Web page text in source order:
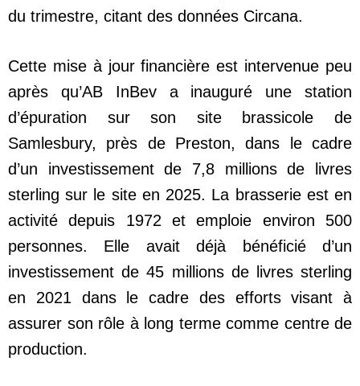
du trimestre, citant des données Circana.
Cette mise à jour financière est intervenue peu
après qu’AB InBev a inauguré une station
d’épuration sur son site brassicole de
Samlesbury, près de Preston, dans le cadre
d’un investissement de 7,8 millions de livres
sterling sur le site en 2025. La brasserie est en
activité depuis 1972 et emploie environ 500
personnes. Elle avait déjà bénéficié d’un
investissement de 45 millions de livres sterling
en 2021 dans le cadre des efforts visant à
assurer son rôle à long terme comme centre de
production.